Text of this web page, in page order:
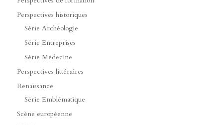
Perspectives historiques
Série Archéologie
Série Entreprises
Série Médecine
Perspectives littéraires
Renaissance
Série Emblématique
Scène européenne